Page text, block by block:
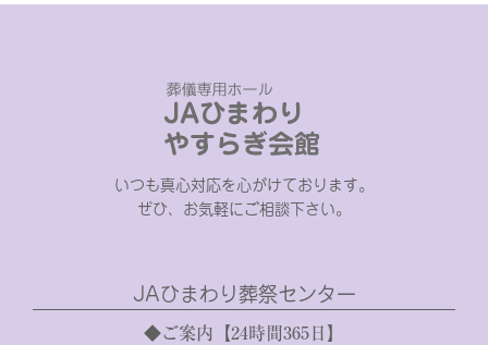
いつも真心対応を心がけております。
ぜひ、お気軽にご相談下さい。
JAひまわり葬祭センター
◆ご案内【24時間365日】